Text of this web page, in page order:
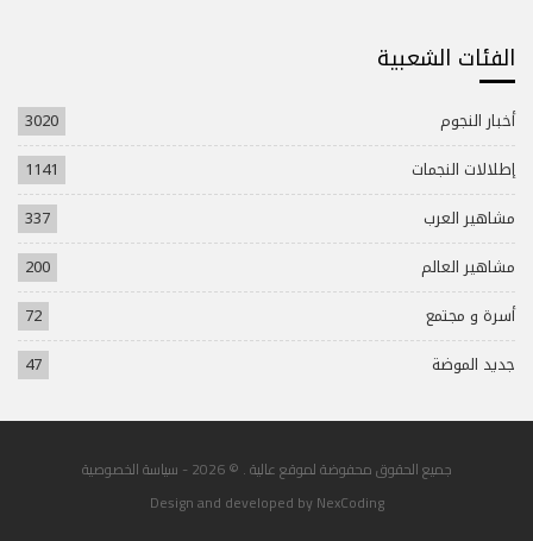
الفئات الشعبية
أخبار النجوم
3020
إطلالات النجمات
1141
مشاهير العرب
337
مشاهير العالم
200
أسرة و مجتمع
72
جديد الموضة
47
جميع الحقوق محفوضة لموقع عالية . © 2026 -
سياسة الخصوصية
Design and developed byNexCoding